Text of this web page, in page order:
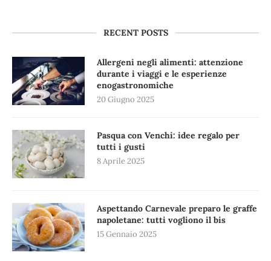
RECENT POSTS
Allergeni negli alimenti: attenzione
durante i viaggi e le esperienze
enogastronomiche
20 Giugno 2025
Pasqua con Venchi: idee regalo per
tutti i gusti
8 Aprile 2025
Aspettando Carnevale preparo le graffe
napoletane: tutti vogliono il bis
15 Gennaio 2025